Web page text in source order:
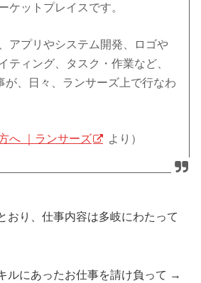
ケットプレイスです。
アプリやシステム開発、ロゴや
ティング、タスク・作業など、
が、日々、ランサーズ上で行なわ
へ ｜ランサーズ より）
おり、仕事内容は多岐にわたって
ルにあったお仕事を請け負って →